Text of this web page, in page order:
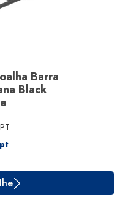
Barra
Black